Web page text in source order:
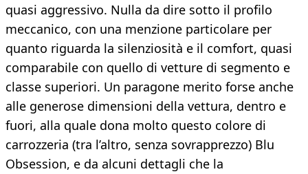
quasi aggressivo. Nulla da dire sotto il profilo
meccanico, con una menzione particolare per
quanto riguarda la silenziosità e il comfort, quasi
comparabile con quello di vetture di segmento e
classe superiori. Un paragone merito forse anche
alle generose dimensioni della vettura, dentro e
fuori, alla quale dona molto questo colore di
carrozzeria (tra l’altro, senza sovrapprezzo) Blu
Obsession, e da alcuni dettagli che la